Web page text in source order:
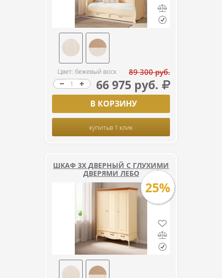
Цвет: бежевый воск 89 300 руб.
66 975 руб.
В КОРЗИНУ
купитьв 1 клик
ШКАФ 3Х ДВЕРНЫЙ С ГЛУХИМИ
ДВЕРЯМИ ЛЕБО
25%